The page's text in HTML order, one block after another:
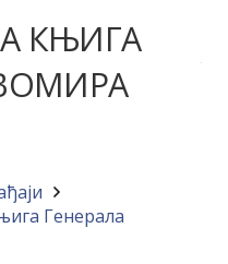
КЊИГА
Генерала